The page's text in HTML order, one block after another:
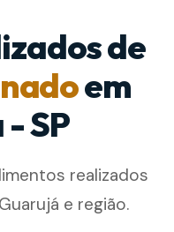
de
em
SP
realizados
e região.